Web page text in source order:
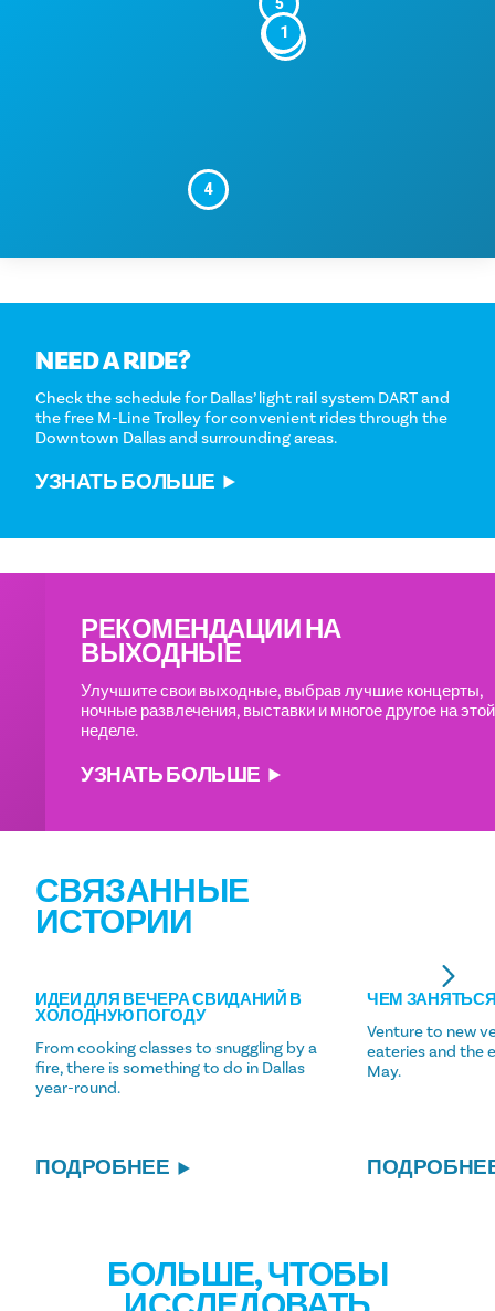
1
23
4
NEED A RIDE?
Check the schedule for Dallas’ light rail system DART and
the free M-Line Trolley for convenient rides through the
Downtown Dallas and surrounding areas.
УЗНАТЬ БОЛЬШЕ
РЕКОМЕНДАЦИИ НА
ВЫХОДНЫЕ
Улучшите свои выходные, выбрав лучшие концерты,
ночные развлечения, выставки и многое другое на этой
неделе.
УЗНАТЬ БОЛЬШЕ
СВЯЗАННЫЕ
ИСТОРИИ
ИДЕИ ДЛЯ ВЕЧЕРА СВИДАНИЙ В
ХОЛОДНУЮ ПОГОДУ
From cooking classes to snuggling by a
fire, there is something to do in Dallas
year-round.
ПОДРОБНЕЕ
ЧЕМ
Venture to new
eateries and the
May.
БОЛЬШЕ, ЧТОБЫ